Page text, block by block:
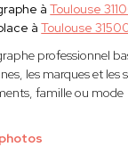
àToulouse
àToulouse
professionnel
les marques et
famille ou mode